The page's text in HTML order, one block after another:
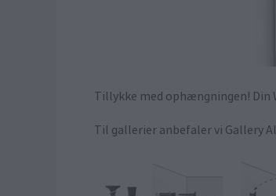
Tillykke med ophængningen! Din
Til gallerier anbefaler vi Gallery